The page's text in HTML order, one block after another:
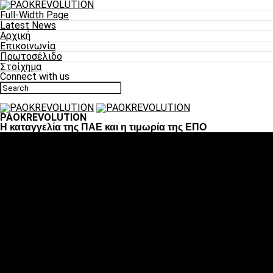
Full-Width Page
Latest News
Αρχική
Επικοινωνία
Πρωτοσέλιδο
Στοίχημα
Connect with us
PAOKREVOLUTION
Η καταγγελία της ΠΑΕ και η τιμωρία της ΕΠΟ